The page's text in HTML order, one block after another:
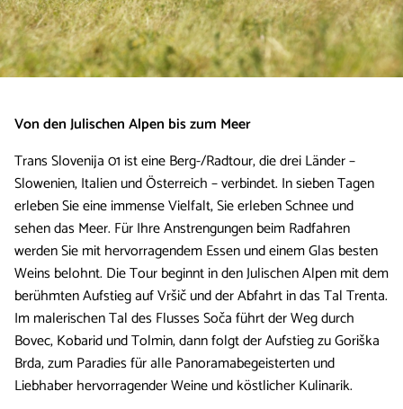
Von den Julischen Alpen bis zum Meer
Trans Slovenija 01 ist eine Berg-/Radtour, die drei Länder –
Slowenien, Italien und Österreich – verbindet. In sieben Tagen
erleben Sie eine immense Vielfalt, Sie erleben Schnee und
sehen das Meer. Für Ihre Anstrengungen beim Radfahren
werden Sie mit hervorragendem Essen und einem Glas besten
Weins belohnt. Die Tour beginnt in den Julischen Alpen mit dem
berühmten Aufstieg auf Vršič und der Abfahrt in das Tal Trenta.
Im malerischen Tal des Flusses Soča führt der Weg durch
Bovec, Kobarid und Tolmin, dann folgt der Aufstieg zu Goriška
Brda, zum Paradies für alle Panoramabegeisterten und
Liebhaber hervorragender Weine und köstlicher Kulinarik.